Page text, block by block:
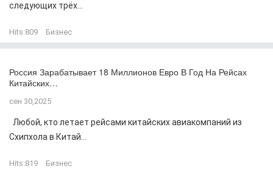
следующих трёх...
Hits:809 Бизнес
Россия Зарабатывает 18 Миллионов Евро В Год На Рейсах
Китайских…
сен 30,2025
Любой, кто летает рейсами китайских авиакомпаний из
Схипхола в Китай...
Hits:819 Бизнес